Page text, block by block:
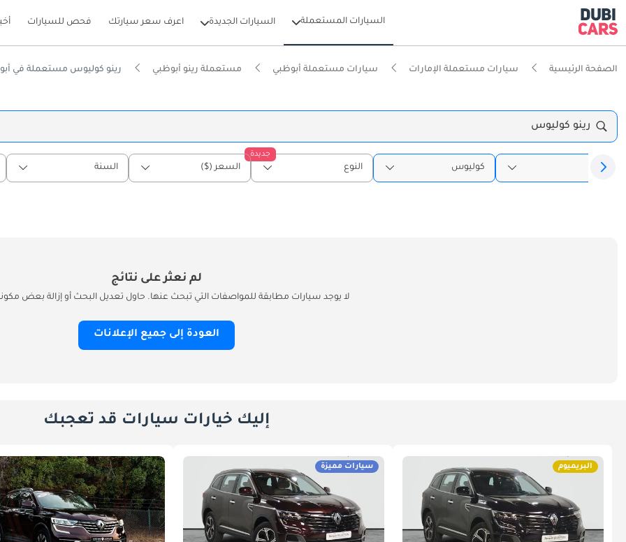
السيارات المستعملة السيارات الجديدة اعرف سعر سيارتك فحص للسيارات
الصفحة الرئيسية سيارات مستعملة الإمارات سيارات مستعملة أبوظبي مستعملة رينو أبوظبي رينو كوليوس مستعملة في
رينو كوليوس
رينو كوليوس
جديدة
النوع السعر ($) السنة
لم نعثر على نتائج
لا يوجد سيارات مطابقة للمواصفات التي تبحث عنها. حاول تعديل البحث أو إزالة بعض
العودة إلى جميع الإعلانات
إليك خيارات سيارات قد تعجبك
البريميوم سيارات مميزة